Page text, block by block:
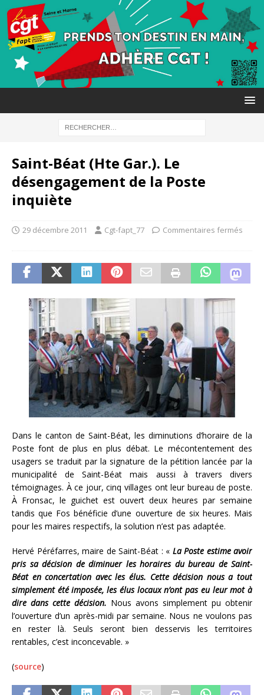
Saint-Béat (Hte Gar.). Le
désengagement de la Poste
inquiète
29 décembre 2011 Cgt-fapt_77 Commentaires fermés
Dans le canton de Saint-Béat, les diminutions d’horaire de la
Poste font de plus en plus débat. Le mécontentement des
usagers se traduit par la signature de la pétition lancée par la
municipalité de Saint-Béat mais aussi à travers divers
témoignages. À ce jour, cinq villages ont leur bureau de poste.
À Fronsac, le guichet est ouvert deux heures par semaine
tandis que Fos bénéficie d’une ouverture de six heures. Mais
pour les maires respectifs, la solution n’est pas adaptée.
Hervé Péréfarres, maire de Saint-Béat : « La Poste estime avoir
pris sa décision de diminuer les horaires du bureau de Saint-
Béat en concertation avec les élus. Cette décision nous a tout
simplement été imposée, les élus locaux n’ont pas eu leur mot à
dire dans cette décision. Nous avons simplement pu obtenir
l’ouverture d’un après-midi par semaine. Nous ne voulons pas
en rester là. Seuls seront bien desservis les territoires
rentables, c’est inconcevable. »
(source)